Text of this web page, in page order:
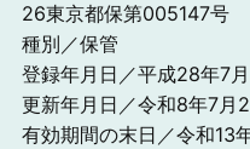
26東京都保第005147号
種別／保管
登録年月日／平成28年7
更新年月日／令和8年7月
有効期間の末日／令和13